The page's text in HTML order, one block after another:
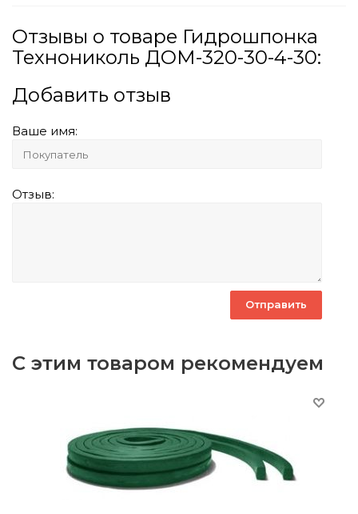
Отзывы о товаре Гидрошпонка
Технониколь ДОМ-320-30-4-30:
Добавить отзыв
Ваше имя:
Отзыв:
С этим товаром рекомендуем